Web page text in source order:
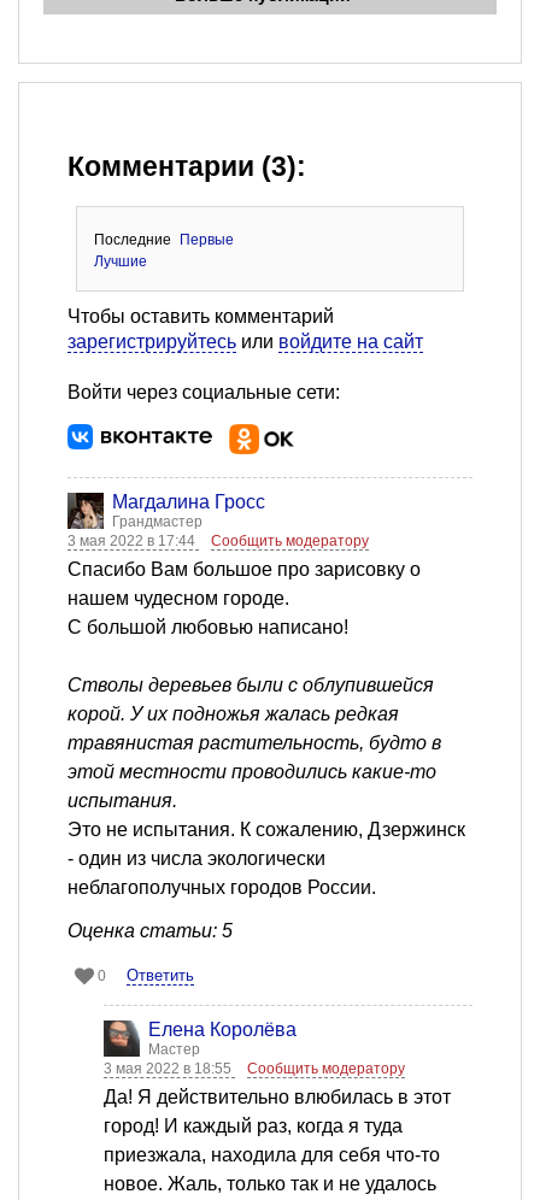
Комментарии (3):
Последние
Первые
Лучшие
Чтобы оставить комментарий
зарегистрируйтесь или войдите на сайт
Войти через социальные сети:
Магдалина Гросс
Грандмастер
3 мая 2022 в 17:44
Сообщить модератору
Спасибо Вам большое про зарисовку о
нашем чудесном городе.
С большой любовью написано!
Стволы деревьев были с облупившейся
корой. У их подножья жалась редкая
травянистая растительность, будто в
этой местности проводились какие-то
испытания.
Это не испытания. К сожалению, Дзержинск
- один из числа экологически
неблагополучных городов России.
Оценка статьи: 5
0 Ответить
Елена Королёва
Мастер
3 мая 2022 в 18:55
Сообщить модератору
Да! Я действительно влюбилась в этот
город! И каждый раз, когда я туда
приезжала, находила для себя что-то
новое. Жаль, только так и не удалось